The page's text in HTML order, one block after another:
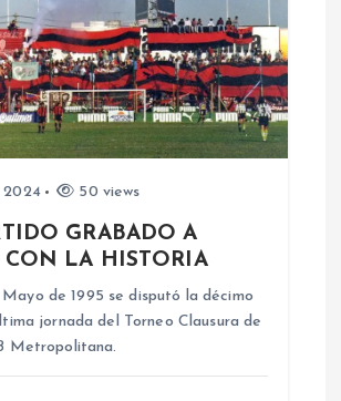
2024 50 views
GRABADO A
CON LA HISTORIA
Mayo de 1995 se disputó la décimo
jornada del Torneo Clausura de
Metropolitana.